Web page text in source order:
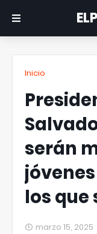
Inicio
serán
los que
marzo 15, 2025